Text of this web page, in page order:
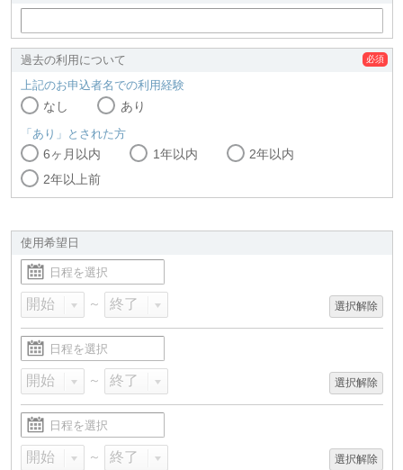
過去の利用について
上記のお申込者名での利用経験
なし あり
「あり」とされた方
6ヶ月以内 1年以内
2年以内
2年以上前
使用希望日
～ 選択解除
～ 選択解除
～ 選択解除